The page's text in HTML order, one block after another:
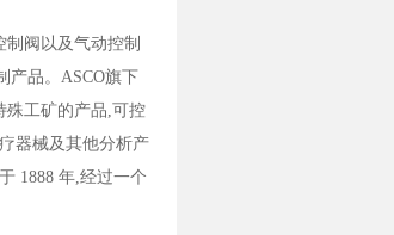
制阀以及气动控制
产品。ASCO旗下
殊工矿的产品,可控
器械及其他分析产
1888 年,经过一个